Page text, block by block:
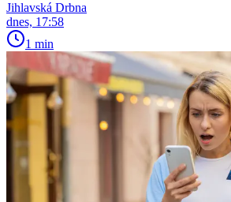
Jihlavská Drbna
dnes, 17:58
1 min